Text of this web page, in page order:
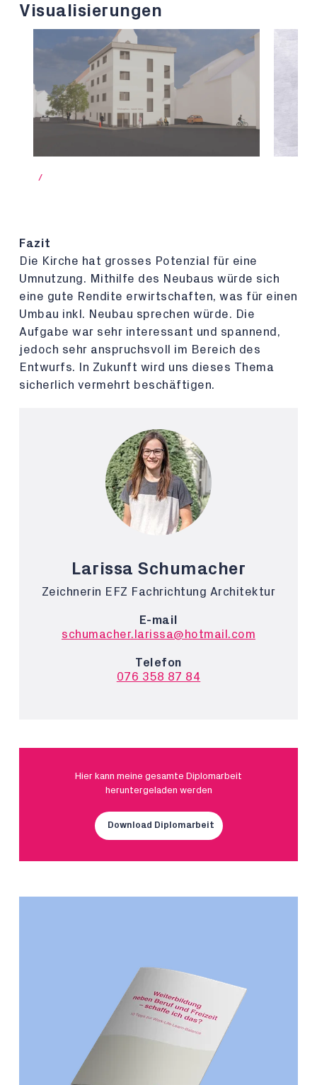
Visualisierungen
/
Fazit
Die Kirche hat grosses Potenzial für eine
Umnutzung. Mithilfe des Neubaus würde sich
eine gute Rendite erwirtschaften, was für einen
Umbau inkl. Neubau sprechen würde. Die
Aufgabe war sehr interessant und spannend,
jedoch sehr anspruchsvoll im Bereich des
Entwurfs. In Zukunft wird uns dieses Thema
sicherlich vermehrt beschäftigen.
Larissa Schumacher
Zeichnerin EFZ Fachrichtung Architektur
E-mail
schumacher.larissa@hotmail.com
Telefon
076 358 87 84
Hier kann meine gesamte Diplomarbeit
heruntergeladen werden
Download Diplomarbeit